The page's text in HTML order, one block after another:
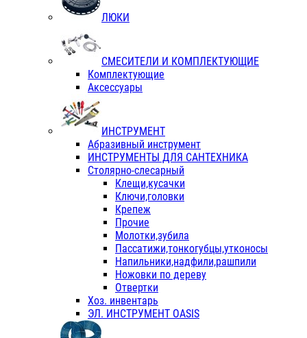
ЛЮКИ
СМЕСИТЕЛИ И КОМПЛЕКТУЮЩИЕ
Комплектующие
Аксессуары
ИНСТРУМЕНТ
Абразивный инструмент
ИНСТРУМЕНТЫ ДЛЯ САНТЕХНИКА
Столярно-слесарный
Клещи,кусачки
Ключи,головки
Крепеж
Прочие
Молотки,зубила
Пассатижи,тонкогубцы,утконосы
Напильники,надфили,рашпили
Ножовки по дереву
Отвертки
Хоз. инвентарь
ЭЛ. ИНСТРУМЕНТ OASIS